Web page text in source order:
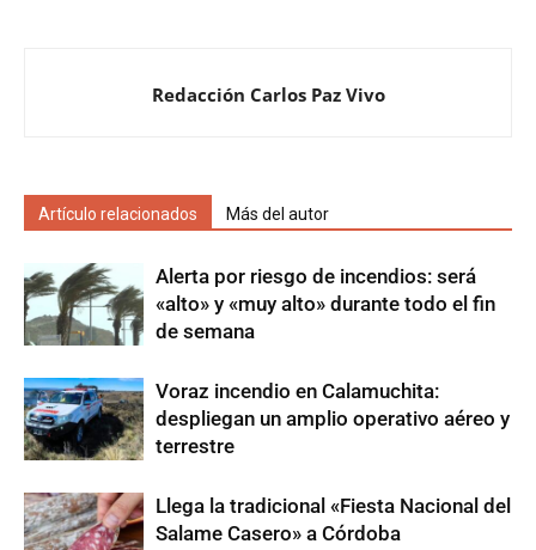
Redacción Carlos Paz Vivo
Artículo relacionados Más del autor
Alerta por riesgo de incendios: será
«alto» y «muy alto» durante todo el fin
de semana
Voraz incendio en Calamuchita:
despliegan un amplio operativo aéreo y
terrestre
Llega la tradicional «Fiesta Nacional del
Salame Casero» a Córdoba